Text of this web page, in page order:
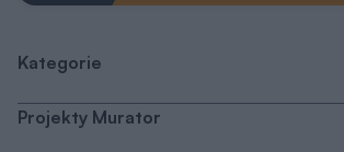
Kategorie
Projekty Murator